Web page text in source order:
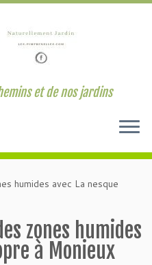
et de nos jardins
humides avec La nesque
zones humides
à Monieux